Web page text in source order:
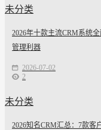
未分类
2026年十款主流CRM系统
管理利器
2026-07-02
2
未分类
2026知名CRM汇总：7款客